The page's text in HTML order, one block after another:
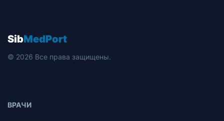
SibMedPort
© 2026 Все права защищены.
ВРАЧИ